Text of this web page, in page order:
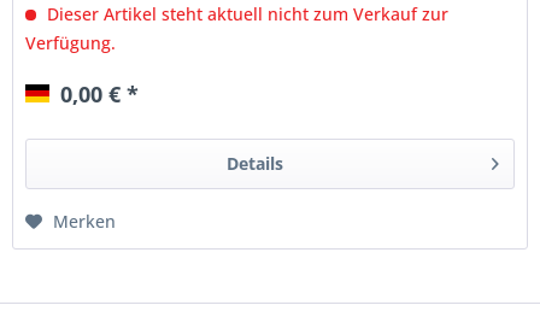
Dieser Artikel steht aktuell nicht zum Verkauf zur
Verfügung.
0,00 € *
Details
Merken